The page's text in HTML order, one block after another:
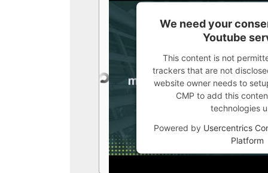
We need your
Youtube
This content is not
trackers that are not
website owner needs to
CMP to add this
technologies
Powered by Usercentrics
Platform